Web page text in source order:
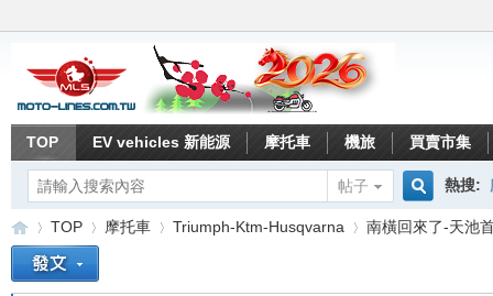
TOP EV vehicles 新能源 摩托車 機旅 買賣市集
帖子
搜
熱搜:
TOP 摩托車 Triumph-Ktm-Husqvarna 南橫回來了-天池